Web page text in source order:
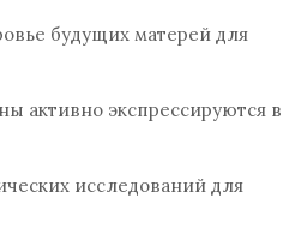
будущих матерей для
активно экспрессируются в
исследований для